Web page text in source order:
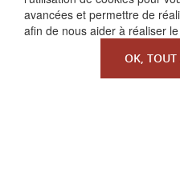
avancées et permettre de
afin de nous aider à réaliser
OK, TOUT